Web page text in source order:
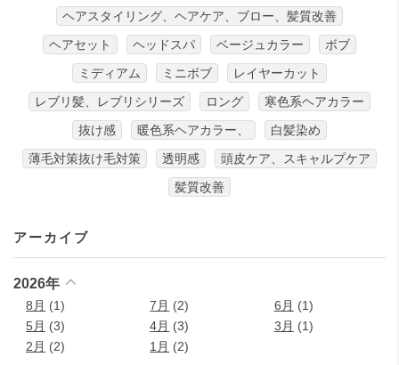
ヘアスタイリング、ヘアケア、ブロー、髪質改善
ヘアセット
ヘッドスパ ベージュカラー
ボブ
ミディアム
ミニボブ
レイヤーカット
レブリ髪、レブリシリーズ
ロング
寒色系ヘアカラー
抜け感
暖色系ヘアカラー、
白髪染め
薄毛対策抜け毛対策
透明感
頭皮ケア、スキャルプケア
髪質改善
アーカイブ
2026年
8月 (1) 7月 (2) 6月 (1)
5月 (3) 4月 (3) 3月 (1)
2月 (2) 1月 (2)